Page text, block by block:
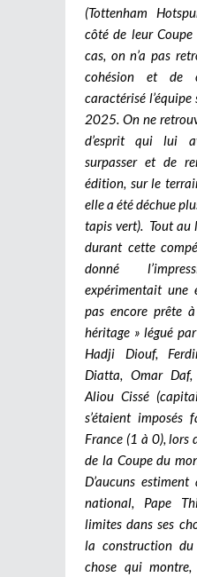
(Tottenham
côté de leur
cas, on n’a pas
cohésion et de
caractérisé
2025. On ne
d’esprit qui lui
surpasser et de
édition, sur le
elle a été déchue
tapis vert). Tout au
durant cette
donné
expérimentait une
pas encore prête
héritage » légué
Hadji Diouf,
Diatta, Omar
Aliou Cissé
s’étaient
France (1 à 0), lors
de la Coupe du
D’aucuns
national, Pape
limites dans ses
la construction du
chose qui